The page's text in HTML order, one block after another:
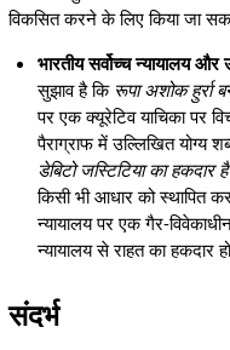
विकसित करने के लिए किया जा
भारतीय सर्वोच्च न्यायालय और
सुझाव है कि रूपा अशोक हुर्रा
पर एक क्यूरेटिव याचिका पर
पैराग्राफ में उल्लिखित योग्य
डेबिटो जस्टिटिया का हकदार
किसी भी आधार को स्थापित
न्यायालय पर एक गैर-
न्यायालय से राहत का हकदार
संदर्भ